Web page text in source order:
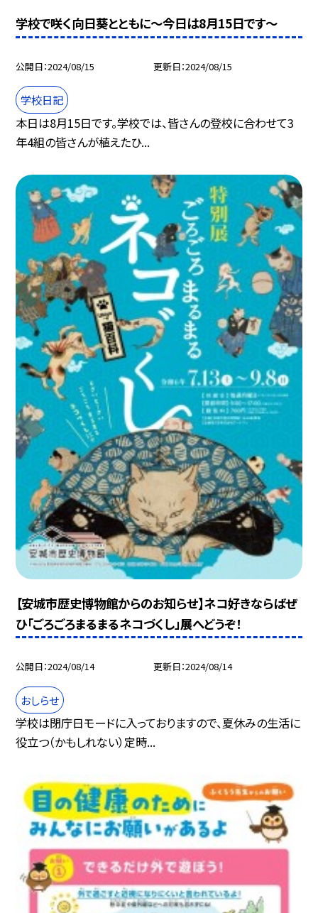
学校で咲く向日葵とともに～今日は8月15日です～
公開日 2024/08/15 更新日 2024/08/15
学校日記
本日は8月15日です。学校では、皆さんの登校に合わせて3
年4組の皆さんが植えたひ...
【安城市歴史博物館からのお知らせ】ネコ好きならばぜ
ひ「ごろごろまるまるネコづくし」展へどうぞ！
公開日 2024/08/14 更新日 2024/08/14
おしらせ
学校は閉庁日モードに入っておりますので、夏休みの生活に
役立つ（かもしれない）定時...